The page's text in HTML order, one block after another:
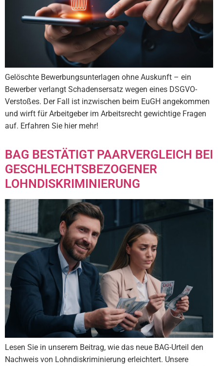
Gelöschte Bewerbungsunterlagen ohne Auskunft – ein
Bewerber verlangt Schadensersatz wegen eines DSGVO-
Verstoßes. Der Fall ist inzwischen beim EuGH angekommen
und wirft für Arbeitgeber im Arbeitsrecht gewichtige Fragen
auf. Erfahren Sie hier mehr!
BAG BESTÄTIGT PAARVERGLEICH BEI
GESCHLECHTSBEZOGENER
LOHNDISKRIMINIERUNG
Lesen Sie in unserem Beitrag, wie das neue BAG-Urteil den
Nachweis von Lohndiskriminierung erleichtert. Unsere